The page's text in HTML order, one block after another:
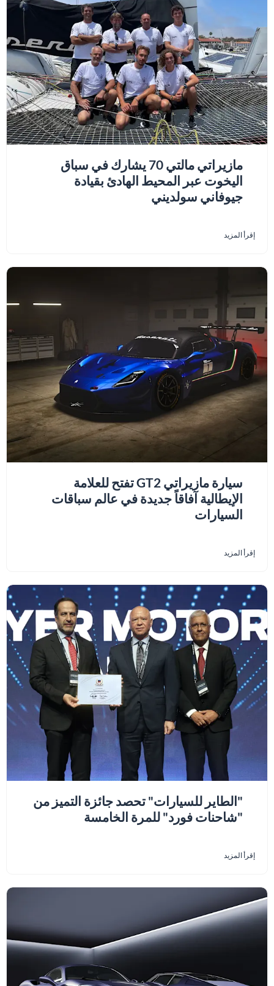
مازيراتي مالتي 70 يشارك في سباق
اليخوت عبر المحيط الهادئ بقيادة
جيوفاني سولديني
إقرأ المزيد
سيارة مازيراتي GT2 تفتح للعلامة
الإيطالية آفاقاً جديدة في عالم سباقات
السيارات
إقرأ المزيد
"الطاير للسيارات" تحصد جائزة التميز من
"شاحنات فورد" للمرة الخامسة
إقرأ المزيد